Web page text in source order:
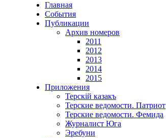
Главная
События
Публикации
Архив номеров
2011
2012
2013
2014
2015
Приложения
Терскiй казакъ
Терские ведомости. Патриот
Терские ведомости. Фемида
Журналист Юга
Эребуни